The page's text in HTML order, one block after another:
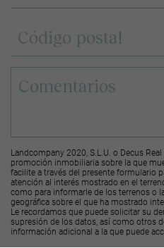
Landcompany 2020, S.L.U. o Decus
promoción inmobiliaria sobre la que
facilite a través del presente formulario
atención al interés mostrado en el
como para informarle de los terrenos o
geográfica sobre el que ha mostrado
Le recordamos que puede solicitar su
supresión de los datos, así como otros
información adicional a la que puede